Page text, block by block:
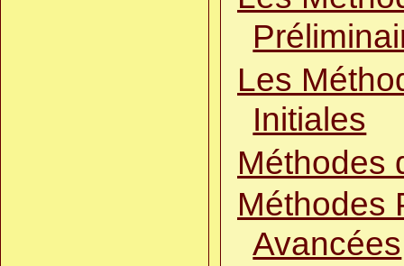
Les
Initiales
Méthodes
Méthodes
Avancées